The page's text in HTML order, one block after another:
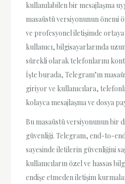
kullanılabilen bir mesajlaşma
masaüstü versiyonunun önemi
ve profesyonel iletişimde ortaya
kullanıcı, bilgisayarlarında
sürekli olarak telefonlarını
İşte burada, Telegram’ın
giriyor ve kullanıcılara,
kolayca mesajlaşma ve dosya
Bu masaüstü versiyonunun bir
güvenliği. Telegram, end-to-
sayesinde iletilerin güvenliğini
kullanıcıların özel ve hassas
endişe etmeden iletişim